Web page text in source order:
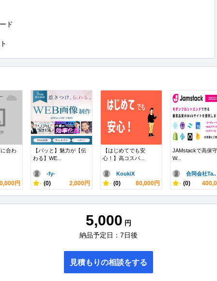
ド
合わ
円
【パッと】魅力が【伝
わる】WE...
-fy-
- (0) 2,000円
【はじめてでも安
心！】高コスパ...
KoukiX
- (0) 80,000円
JAMstackで高保
W...
合同会社Ta..
- (0)
5,000 円
納品予定日：7日後
見積もりの相談をする